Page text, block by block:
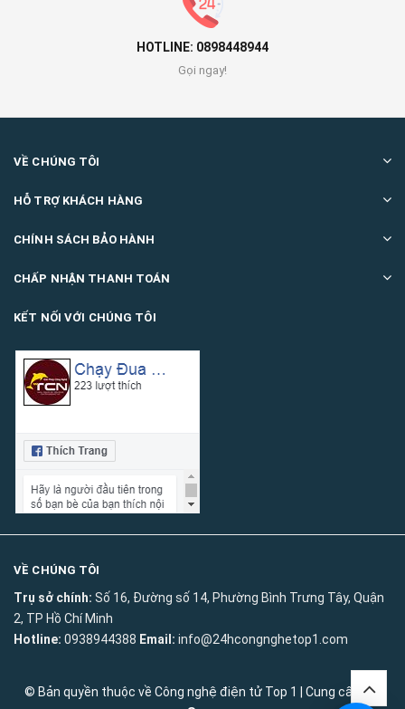
HOTLINE: 0898448944
Gọi ngay!
VỀ CHÚNG TÔI
HỖ TRỢ KHÁCH HÀNG
CHÍNH SÁCH BẢO HÀNH
CHẤP NHẬN THANH TOÁN
KẾT NỐI VỚI CHÚNG TÔI
VỀ CHÚNG TÔI
Trụ sở chính: Số 16, Đường số 14, Phường Bình Trưng Tây, Quận
2, TP Hồ Chí Minh
Hotline: 0938944388 Email: info@24hcongnghetop1.com
© Bản quyền thuộc về Công nghệ điện tử Top 1
Cung cấp bởi